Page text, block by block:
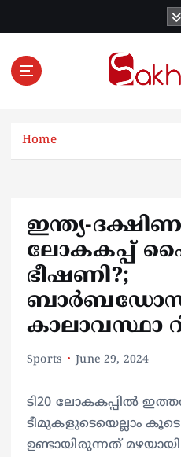
Online News
Home
ഇന്ത്യ-
ലോകകപ്പ്
ഭീഷണി?;
കാലാവസ്ഥാ
Sports June 29, 2024
ടി20 ലോകകപ്പില്‍
ടീമുകളുടെയെല്ലാം കൂടെ
ഉണ്ടായിരുന്നത്